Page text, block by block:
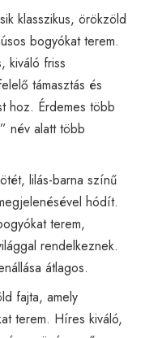
klasszikus, örökzöld
bogyókat terem.
kiváló friss
támasztás és
hoz. Érdemes több
név alatt több
lilás-barna színű
hódít.
terem,
rendelkeznek.
átlagos.
fajta, amely
terem. Híres kiváló,